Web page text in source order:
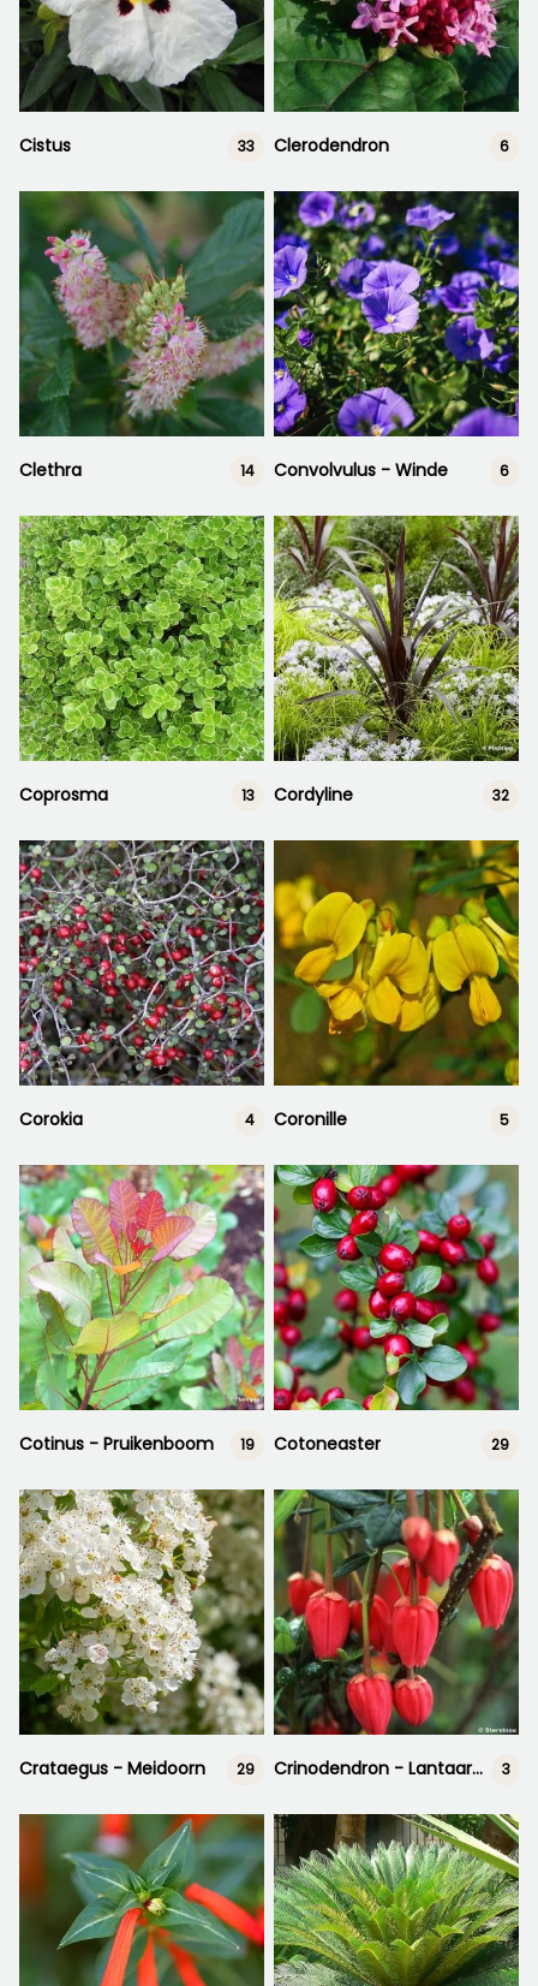
Cistus 33 Clerodendron 6
Clethra 14 Convolvulus - Winde 6
Coprosma 13 Cordyline 32
Corokia 4 Coronille 5
Cotinus - Pruikenboom 19 Cotoneaster 29
Crataegus - Meidoorn 29 Crinodendron - Lantaarnboom 3